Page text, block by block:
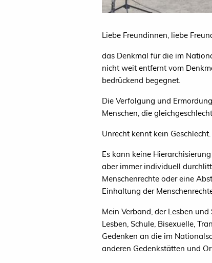
Liebe Freundinnen, liebe
das Denkmal für die im
nicht weit entfernt vom
bedrückend begegnet.
Die Verfolgung und
Menschen, die
Unrecht kennt kein
Es kann keine
aber immer individuell
Menschenrechte oder eine
Einhaltung der
Mein Verband, der Lesben
Lesben, Schule, Bisexuelle,
Gedenken an die im
anderen Gedenkstätten und